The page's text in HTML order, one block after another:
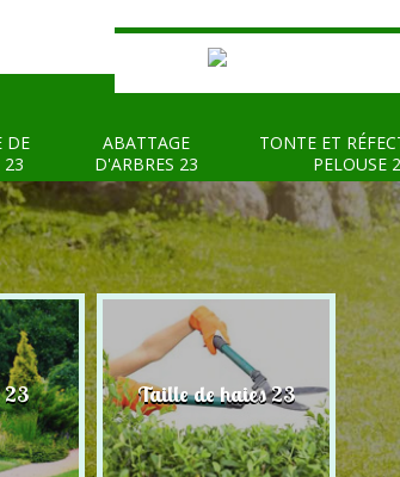
DE
23
ABATTAGE
D'ARBRES 23
TONTE ET
PELOUSE
23 Taille de haies 23